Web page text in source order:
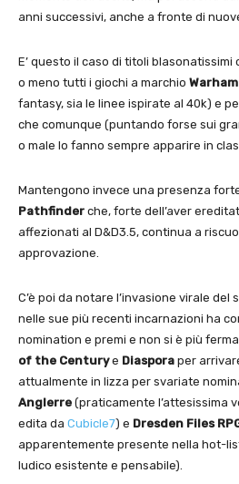
anni successivi, anche a fronte di
E’ questo il caso di titoli blasonatissimi
o meno tutti i giochi a marchio
fantasy, sia le linee ispirate al 40k) e
che comunque (puntando forse sui
o male lo fanno sempre apparire in
Mantengono invece una presenza
Pathfinder che, forte dell’aver
affezionati al D&D3.5, continua a
approvazione.
C’è poi da notare l’invasione virale del
nelle sue più recenti incarnazioni ha
nomination e premi e non si è più
of the Centurye Diaspora per
attualmente in lizza per svariate
Anglerre (praticamente l’attesissima
edita da Cubicle7) e Dresden Files
apparentemente presente nella hot-
ludico esistente e pensabile).